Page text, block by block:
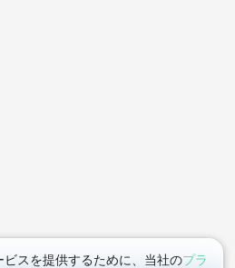
スを提供するために、当社のプラ